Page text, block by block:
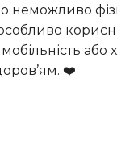
неможливо
або
❤️